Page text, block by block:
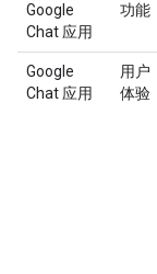
Google
Chat 应用
功能
Google
Chat 应用
用户
体验